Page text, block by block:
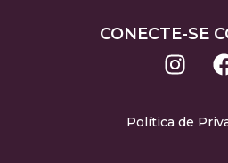
CONECTE-SE
Política de